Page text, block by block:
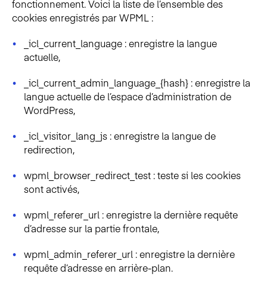
fonctionnement. Voici la liste de l’ensemble des
cookies enregistrés par WPML :
_icl_current_language : enregistre la langue
actuelle,
_icl_current_admin_language_{hash} : enregistre la
langue actuelle de l’espace d’administration de
WordPress,
_icl_visitor_lang_js : enregistre la langue de
redirection,
wpml_browser_redirect_test : teste si les cookies
sont activés,
wpml_referer_url : enregistre la dernière requête
d’adresse sur la partie frontale,
wpml_admin_referer_url : enregistre la dernière
requête d’adresse en arrière-plan.